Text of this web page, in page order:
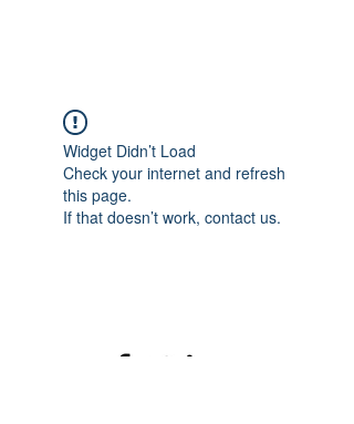
Widget Didn’t Load
Check your internet and refresh
this page.
If that doesn’t work, contact us.